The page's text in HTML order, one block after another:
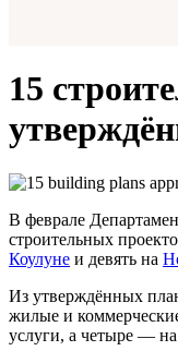
15
В феврале
строительных
Коулуне и девять на
Из утверждённых
жилые и
услуги, а четыре —